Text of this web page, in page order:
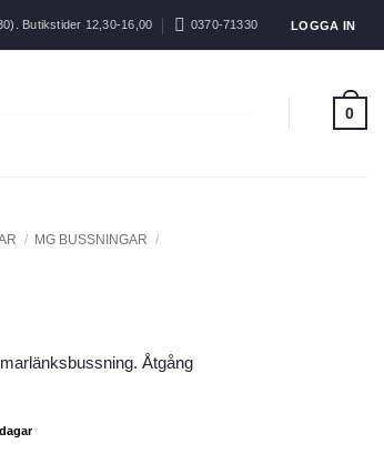
Butikstider 12,30-16,00 0370-71330 LOGGA IN
0
/ MG BUSSNINGAR /
Åtgång